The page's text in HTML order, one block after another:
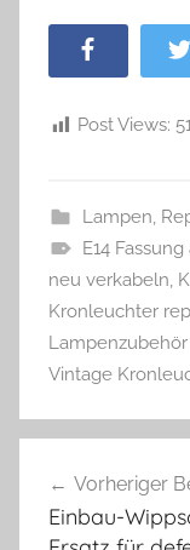
Facebook
Post Views:
Lampen,
E14
neu verkabeln,
Kronleuchter
Lampenzubehör
Vintage
Vorheriger
Einbau-